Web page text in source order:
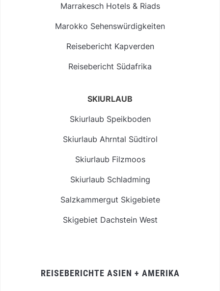
Marrakesch Hotels & Riads
Marokko Sehenswürdigkeiten
Reisebericht Kapverden
Reisebericht Südafrika
SKIURLAUB
Skiurlaub Speikboden
Skiurlaub Ahrntal Südtirol
Skiurlaub Filzmoos
Skiurlaub Schladming
Salzkammergut Skigebiete
Skigebiet Dachstein West
REISEBERICHTE ASIEN + AMERIKA